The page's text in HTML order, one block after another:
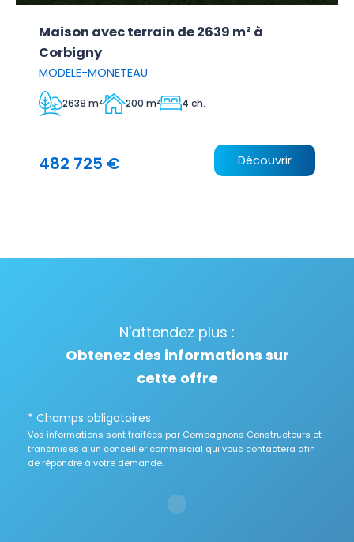
Maison avec terrain de 2639 m² à
Corbigny
MODELE-MONETEAU
2639 m² 200 m² 4 ch.
482 725 € Découvrir
N'attendez plus :
Obtenez des informations sur
cette offre
* Champs obligatoires
Vos informations sont traitées par Compagnons Constructeurs et
transmises à un conseiller commercial qui vous contactera afin
de répondre à votre demande.